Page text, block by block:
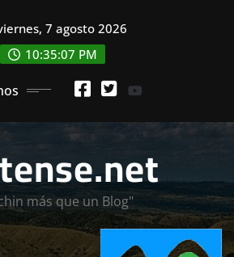
7 agosto 2026
10:35:08 PM
más que un Blog"